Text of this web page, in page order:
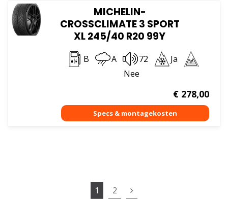
MICHELIN-
CROSSCLIMATE 3 SPORT
XL 245/40 R20 99Y
B A 72
Ja
Nee
€278,00
1 2